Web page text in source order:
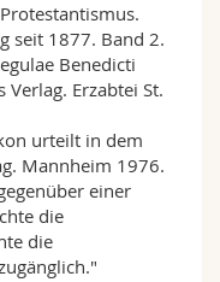
seit 1877. Band 2.
Benedicti
Verlag. Erzabtei St.
urteilt in dem
Mannheim 1976.
einer
die
die